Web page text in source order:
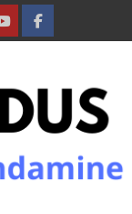
YoutubeFacebook